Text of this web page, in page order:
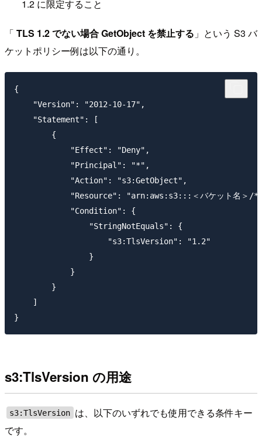
1.2 に限定すること
「 TLS 1.2 でない場合 GetObject を禁止する 」という S3 バ
ケットポリシー例は以下の通り。
{
    "Version": "2012-10-17",
    "Statement": [
        {
            "Effect": "Deny",
            "Principal": "*",
            "Action": "s3:GetObject",
"Resource": "arn:aws:s3:::＜バケット名＞/
            "Condition": {
                "StringNotEquals": {
                    "s3:TlsVersion": "1.2"
                }
            }
        }
    ]
s3:TlsVersion の用途
s3:TlsVersion は、以下のいずれでも使用できる条件キー
です。